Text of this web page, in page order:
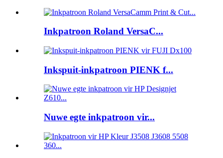
Inkpatroon Roland VersaC...
Inkspuit-inkpatroon PIENK f...
Nuwe egte inkpatroon vir...